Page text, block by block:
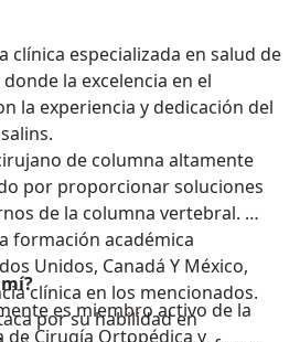
clínica especializada en salud de
la excelencia en el
la experiencia y dedicación del
de columna altamente
por proporcionar soluciones
de la columna vertebral.
formación académica
Unidos, Canadá Y México,
clínica en los mencionados.
por su habilidad en
es miembro activo de la
de Cirugía Ortopédica y